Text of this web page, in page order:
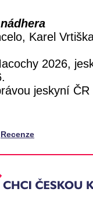
Karel
2026,
jeskyní ČR
Recenze